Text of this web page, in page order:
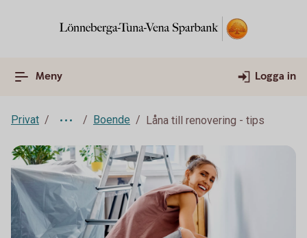
Meny Logga in
Privat Boende Låna till renovering - tips